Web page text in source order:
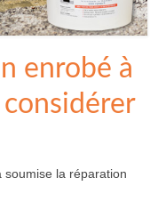
enrobé à
soumise la réparation